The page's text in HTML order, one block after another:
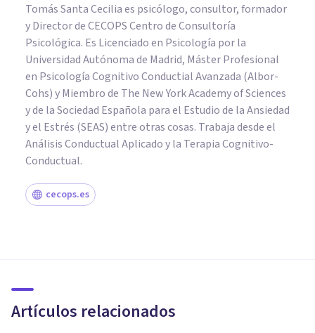
Tomás Santa Cecilia es psicólogo, consultor, formador
y Director de CECOPS Centro de Consultoría
Psicológica. Es Licenciado en Psicología por la
Universidad Autónoma de Madrid, Máster Profesional
en Psicología Cognitivo Conductial Avanzada (Albor-
Cohs) y Miembro de The New York Academy of Sciences
y de la Sociedad Española para el Estudio de la Ansiedad
y el Estrés (SEAS) entre otras cosas. Trabaja desde el
Análisis Conductual Aplicado y la Terapia Cognitivo-
Conductual.
cecops.es
Artículos relacionados
personales?